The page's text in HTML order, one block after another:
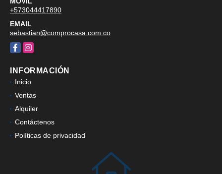
+573044417890
EMAIL
sebastian@comprocasa.com.co
FacebookInstagram
INFORMACIÓN
Inicio
Ventas
Alquiler
Contáctenos
Políticas de privacidad